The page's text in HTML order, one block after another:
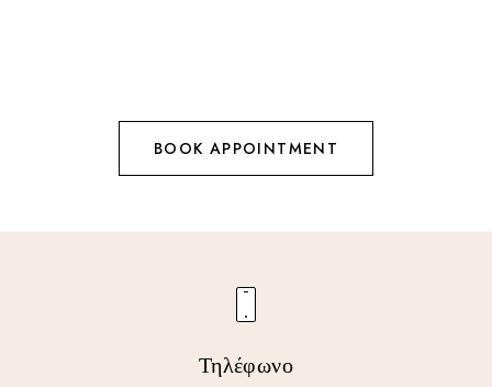
BOOK APPOINTMENT
Τηλέφωνο